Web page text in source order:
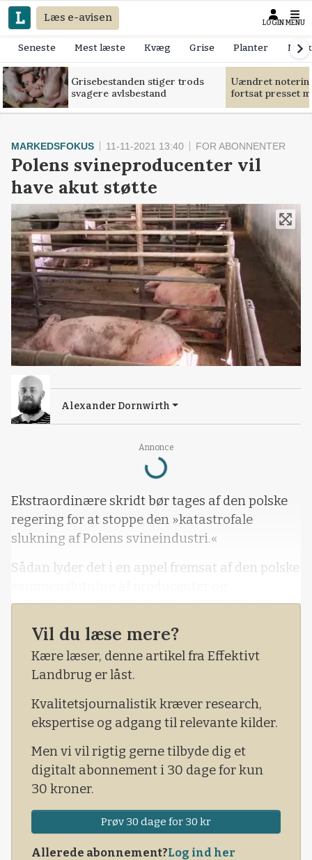
Læs e-avisen LOGIN MENU
Seneste Mest læste Kvæg Grise Planter
Grisebestanden stiger trods
svagere avlsbestand
Uændret
fortsat presset
Annonce
Loading...
MARKEDSFOKUS 11-11-2021 13:40 FOR ABONNENTER
Polens svineproducenter vil
have akut støtte
Alexander Dornwirth
Ekstraordinære skridt bør tages af den polske
regering for at stoppe den »katastrofale
slukning af Polens svineindustri.«
Sådan lyder det i en appel fremsat af den polske
arbejdsgivere i kødindustrien (UPEMI), skriver
PigProcess.
Ifølge UPEMI så er krisen i den polske
svineindustri blevet værre i de seneste
svineindustrien.
Vil du læse mere?
Kære læser, denne artikel fra Effektivt
Landbrug er låst.
Kvalitetsjournalistik kræver research,
ekspertise og adgang til relevante kilder.
Men vi vil rigtig gerne tilbyde dig et
digitalt abonnement i 30 dage for kun
30 kroner.
Prøv 30 dage for 30 kr
Allerede abonnement?Log ind her